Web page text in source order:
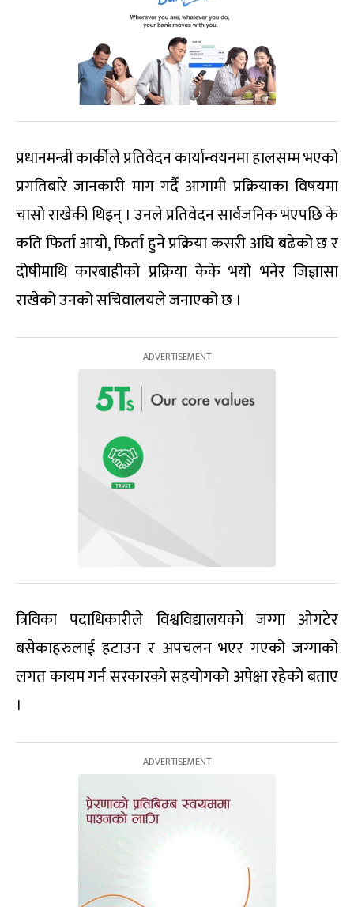
प्रधानमन्त्री कार्कीले प्रतिवेदन कार्यान्वयनमा हालसम्म भएको
प्रगतिबारे जानकारी माग गर्दै आगामी प्रक्रियाका विषयमा
चासो राखेकी थिइन् । उनले प्रतिवेदन सार्वजनिक भएपछि के
कति फिर्ता आयो, फिर्ता हुने प्रक्रिया कसरी अघि बढेको छ र
दोषीमाथि कारबाहीको प्रक्रिया केके भयो भनेर जिज्ञासा
राखेको उनको सचिवालयले जनाएको छ ।
त्रिविका पदाधिकारीले विश्वविद्यालयको जग्गा ओगटेर
बसेकाहरुलाई हटाउन र अपचलन भएर गएको जग्गाको
लगत कायम गर्न सरकारको सहयोगको अपेक्षा रहेको बताए
।